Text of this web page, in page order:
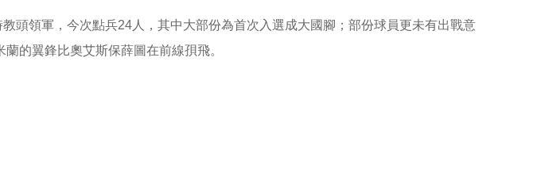
頭領軍，今次點兵24人，其中大部份為首次入選成大國腳；部份球員更未有出戰意
的翼鋒比奧艾斯保薛圖在前線孭飛。